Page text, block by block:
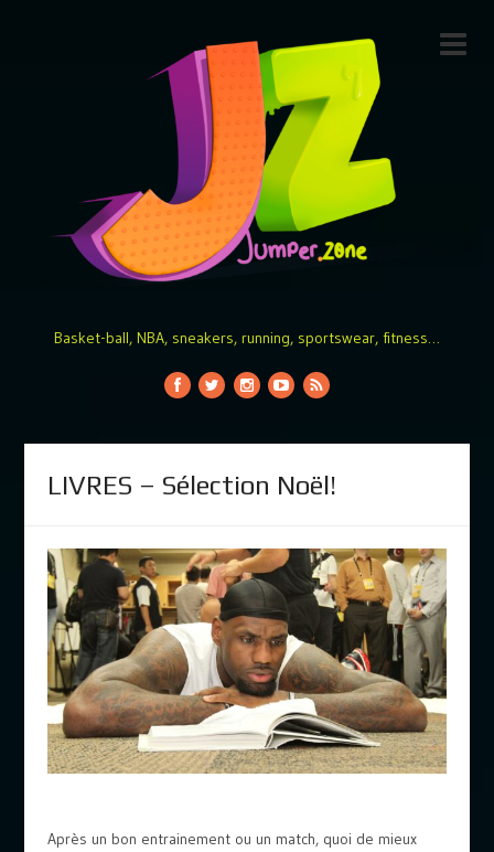
Basket-ball, NBA, sneakers, running, sportswear, fitness…
LIVRES – Sélection Noël!
Après un bon entrainement ou un match, quoi de mieux